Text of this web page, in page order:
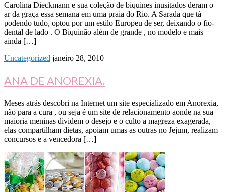
Carolina Dieckmann e sua coleção de biquines inusitados deram o
ar da graça essa semana em uma praia do Rio. A Sarada que tá
podendo tudo, optou por um estilo Europeu de ser, deixando o fio-
dental de lado . O Biquinão além de grande , no modelo e mais
ainda […]
Uncategorized janeiro 28, 2010
ANA DE ANOREXIA.
Meses atrás descobri na Internet um site especializado em Anorexia,
não para a cura , ou seja é um site de relacionamento aonde na sua
maioria meninas dividem o desejo e o culto a magreza exagerada,
elas compartilham dietas, apoiam umas as outras no Jejum, realizam
concursos e a vencedora […]